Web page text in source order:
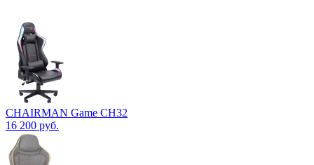
CHAIRMAN Game CH32
16 200 руб.